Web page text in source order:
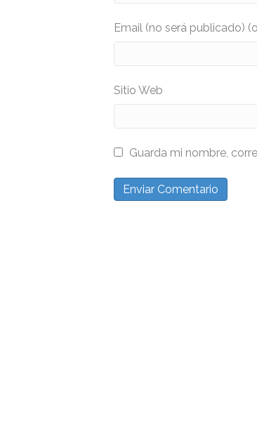
Email (no será publicado)
Sitio Web
Guarda mi nombre,